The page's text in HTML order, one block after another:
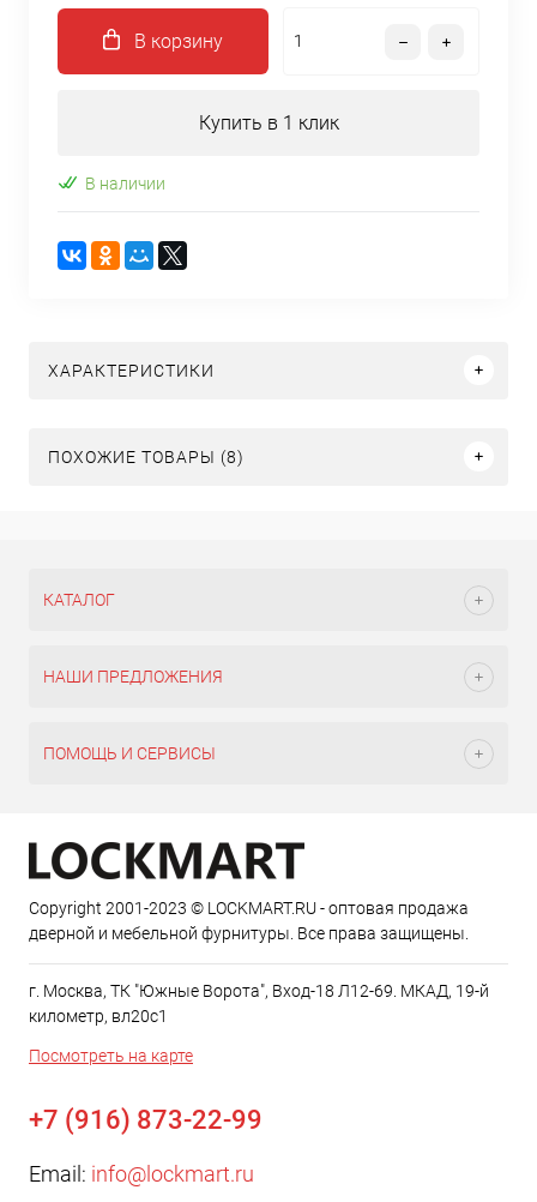
В корзину
Купить в 1 клик
В наличии
ХАРАКТЕРИСТИКИ
ПОХОЖИЕ ТОВАРЫ (8)
КАТАЛОГ
НАШИ ПРЕДЛОЖЕНИЯ
ПОМОЩЬ И СЕРВИСЫ
Copyright 2001-2023 © LOCKMART.RU - оптовая продажа
дверной и мебельной фурнитуры. Все права защищены.
г. Москва, ТК "Южные Ворота", Вход-18 Л12-69. МКАД, 19-й
километр, вл20с1
Посмотреть на карте
+7 (916) 873-22-99
Email: info@lockmart.ru